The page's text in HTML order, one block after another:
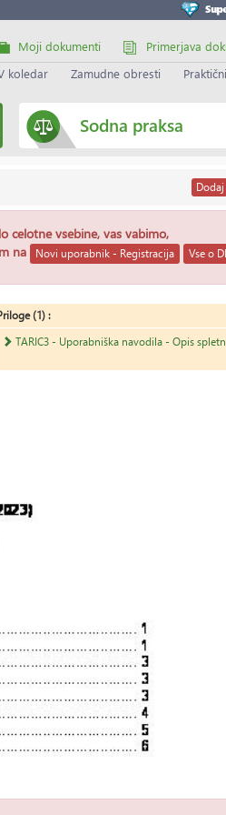
Moji dokumenti
Primerjava
koledar Zamudne obresti
Sodna praksa
Dodaj
celotne vsebine, vas vabimo,
na
Novi uporabnik - Registracija Vse o
(1) :
TARIC3 - Uporabniška navodila - Opis